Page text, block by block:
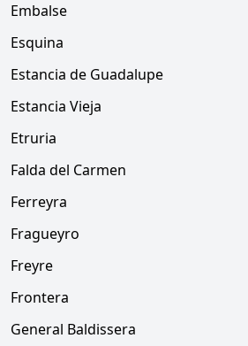
Embalse
Esquina
Estancia de Guadalupe
Estancia Vieja
Etruria
Falda del Carmen
Ferreyra
Fragueyro
Freyre
Frontera
General Baldissera